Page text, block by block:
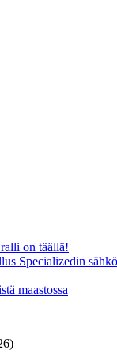
on täällä!
Specializedin
maastossa